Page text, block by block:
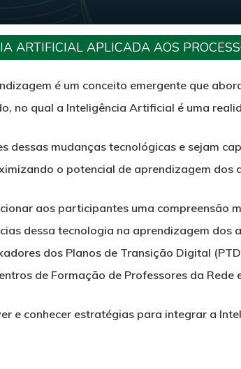
ARTIFICIAL APLICADA AOS
é um conceito emergente que
no qual a Inteligência Artificial é uma
dessas mudanças tecnológicas e sejam
o potencial de aprendizagem dos
aos participantes uma compreensão
dessa tecnologia na aprendizagem dos
dos Planos de Transição Digital
de Formação de Professores da Rede
e conhecer estratégias para integrar a